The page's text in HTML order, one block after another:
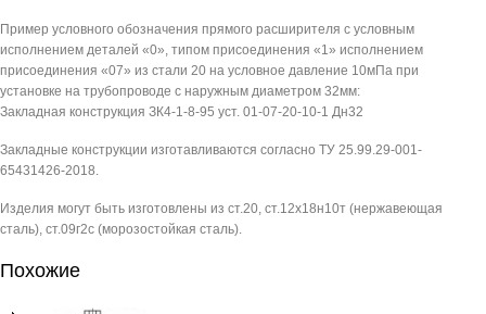
Пример условного обозначения прямого расширителя с условным
исполнением деталей «0», типом присоединения «1» исполнением
присоединения «07» из стали 20 на условное давление 10мПа при
установке на трубопроводе с наружным диаметром 32мм:
Закладная конструкция ЗК4-1-8-95 уст. 01-07-20-10-1 Дн32
Закладные конструкции изготавливаются согласно ТУ 25.99.29-001-
65431426-2018.
Изделия могут быть изготовлены из ст.20, ст.12х18н10т (нержавеющая
сталь), ст.09г2с (морозостойкая сталь).
Похожие